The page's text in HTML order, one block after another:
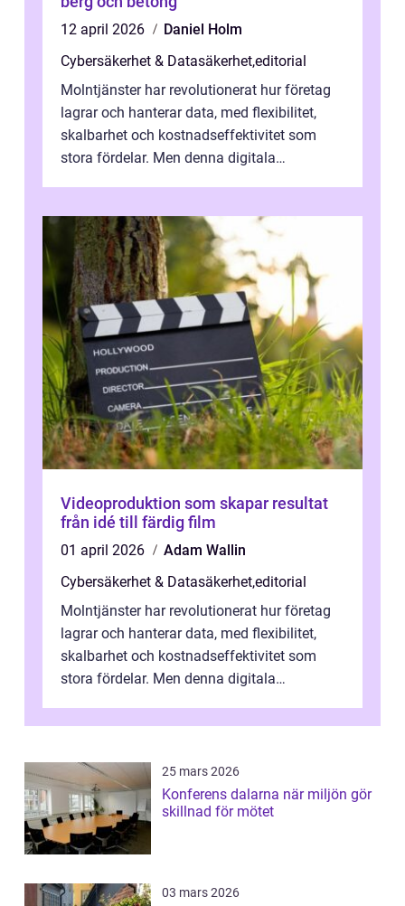
12 april 2026
Daniel Holm
Cybersäkerhet & Datasäkerhet,editorial
Molntjänster har revolutionerat hur företag
lagrar och hanterar data, med flexibilitet,
skalbarhet och kostnadseffektivitet som
stora fördelar. Men denna digitala
Videoproduktion som skapar resultat
från idé till färdig film
01 april 2026
Adam Wallin
Cybersäkerhet & Datasäkerhet,editorial
Molntjänster har revolutionerat hur företag
lagrar och hanterar data, med flexibilitet,
skalbarhet och kostnadseffektivitet som
stora fördelar. Men denna digitala
25 mars 2026
Konferens dalarna när miljön gör
skillnad för mötet
03 mars 2026